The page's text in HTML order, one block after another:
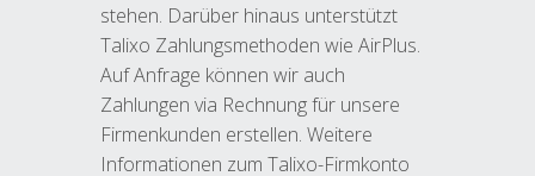
stehen. Darüber hinaus unterstützt
Talixo Zahlungsmethoden wie AirPlus.
Auf Anfrage können wir auch
Zahlungen via Rechnung für unsere
Firmenkunden erstellen. Weitere
Informationen zum Talixo-Firmkonto